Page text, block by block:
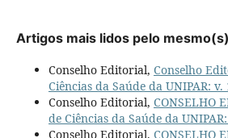
Artigos mais lidos pelo
Conselho Editorial, Conselho
Ciências da Saúde da UNIPAR:
Conselho Editorial, CONSELHO
de Ciências da Saúde da
Conselho Editorial, CONSELHO